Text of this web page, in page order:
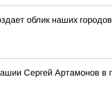
облик наших
Сергей Артамонов в